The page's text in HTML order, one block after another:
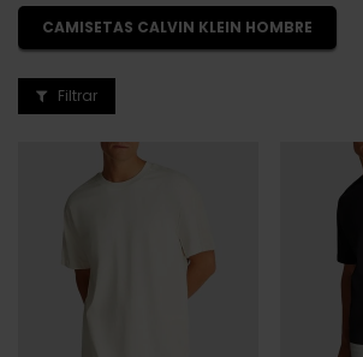
CAMISETAS CALVIN KLEIN HOMBRE
Filtrar